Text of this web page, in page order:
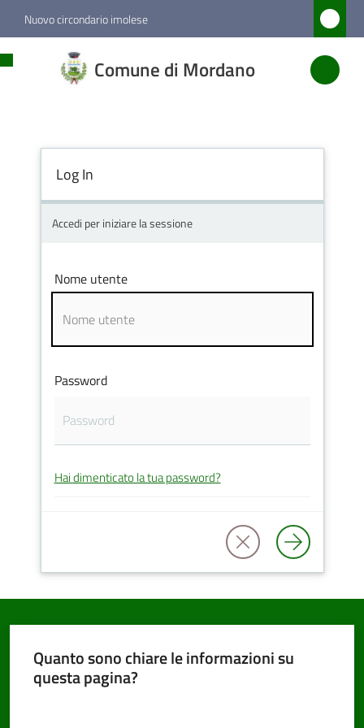
Vai al contenuto
Vai alla navigazione
Vai al footer
Nuovo circondario imolese
Comune di Mordano
di
Amministrazione
Novità
Servizi
PNRR
Servizi
Tutti
gli
argomenti
Log In
Accedi per iniziare la sessione
Nome utente
Password
Hai dimenticato la tua password?
Quanto sono chiare le informazioni su
questa pagina?